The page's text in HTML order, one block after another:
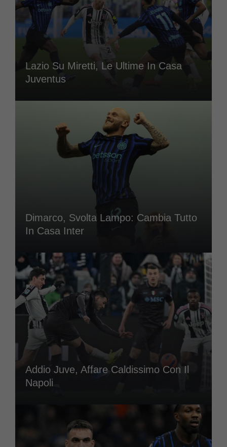
Lazio Su Miretti, Le Ultime In Casa
Juventus
Dimarco, Svolta Lampo: Cambia Tutto
In Casa Inter
Addio Juve, Affare Caldissimo Con Il
Napoli